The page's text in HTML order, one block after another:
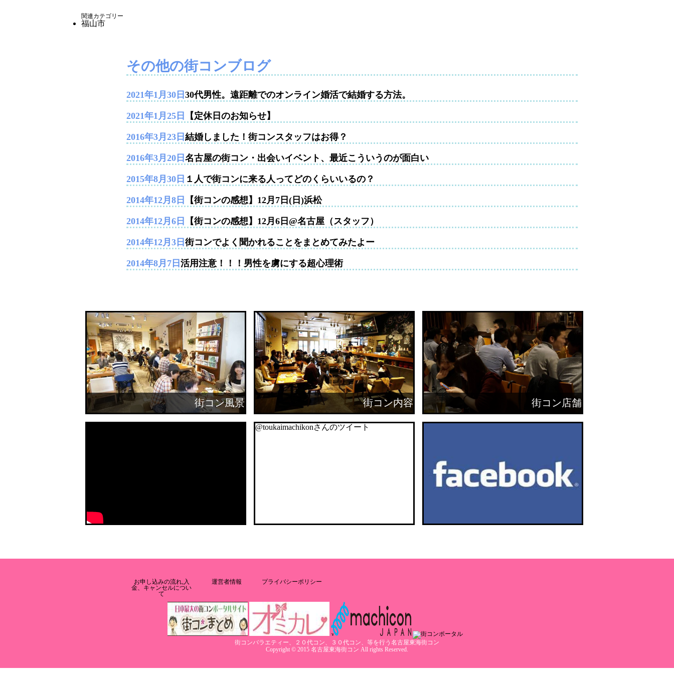
関連カテゴリー
福山市
その他の街コンブログ
2021年1月30日 30代男性。遠距離でのオンライン婚活で結婚する方法。
2021年1月25日 【定休日のお知らせ】
2016年3月23日 結婚しました！街コンスタッフはお得？
2016年3月20日 名古屋の街コン・出会いイベント、最近こういうのが面白い
2015年8月30日 １人で街コンに来る人ってどのくらいいるの？
2014年12月8日 【街コンの感想】12月7日(日)浜松
2014年12月6日 【街コンの感想】12月6日@名古屋（スタッフ）
2014年12月3日 街コンでよく聞かれることをまとめてみたよー
2014年8月7日 活用注意！！！男性を虜にする超心理術
街コン風景 街コン内容 街コン店舗
@toukaimachikonさんのツイート
お申し込みの流れ,入
金、キャンセルについ
て
運営者情報 プライバシーポリシー
街コンバラエティー、２０代コン、３０代コン、等を行う名古屋東海街コン
Copyright © 2015 名古屋東海街コン All rights Reserved.